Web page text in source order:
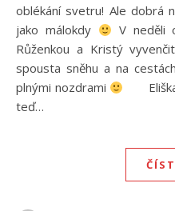
oblékání svetru! Ale dobrá
jako málokdy
V neděli
Růženkou a Kristý
spousta sněhu a na
plnými nozdrami
Eliška
teď…